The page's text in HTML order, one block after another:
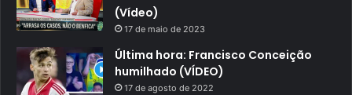
(Vídeo)
17 de maio de 2023
Última hora: Francisco Conceição
humilhado (VÍDEO)
17 de agosto de 2022